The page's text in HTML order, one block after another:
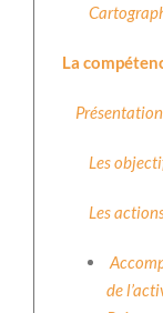
La
Présentation
Les
Les
de